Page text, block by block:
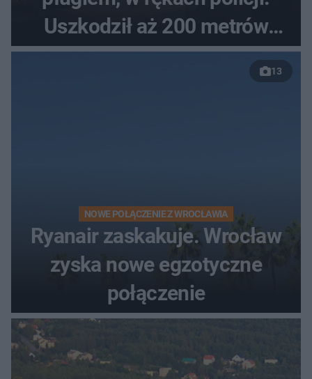
Uszkodził aż 200 metrów
nowej drogi
13
NOWE POŁĄCZENIE Z WROCŁAWIA
Ryanair zaskakuje. Wrocław
zyska nowe egzotyczne
połączenie